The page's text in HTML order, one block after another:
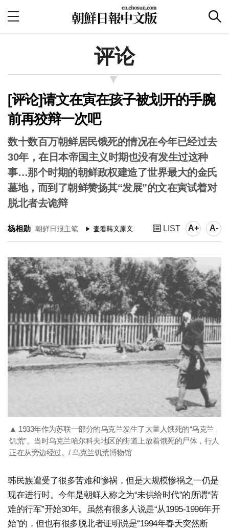
评论
[评论]请文在寅在孩子被划开的手腕
前再狡辩一次吧
数十数百万朝鲜居民饿死的情况在今年已经过去
30年，在日本帝国主义时期也没有发生过这种
事…那个时期的朝鲜政权建造了世界最大的金氏
墓地，而到了朝鲜赞扬其“发展”的文在寅试着对
脱北者去诡辩
杨相勋 朝鲜日报主笔 LIST A+ A-
▲ 1933年作为苏联一部分的乌克兰发生了大量人饿死的“乌克兰
饥荒”。当时乌克兰哈尔科夫地区的街道上放着饿死的尸体，行人
正在从旁边经过。/ 乌克兰饥荒博物馆
韩民族遭受了很多苦难和惨祸，但是大规模惨祸之一仍是
现在进行时。今年是朝鲜人称之为“未供给时代”的所谓“苦
难的行军”开始30年。虽然有很多人说是“从1995-1996年开
始”的，但也有很多脱北者证明说是“1994年春天突然断